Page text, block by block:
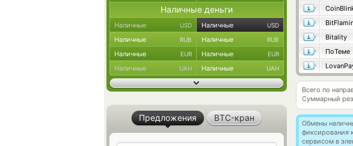
Bitality
ПоТеме
Всего по
Суммарный
Обмены
фиксирования
сервисом в
Наличные деньги
Наличные USD Наличные USD
Наличные RUB Наличные RUB
Наличные EUR Наличные EUR
Наличные UAH Наличные UAH
Предложения BTC-кран